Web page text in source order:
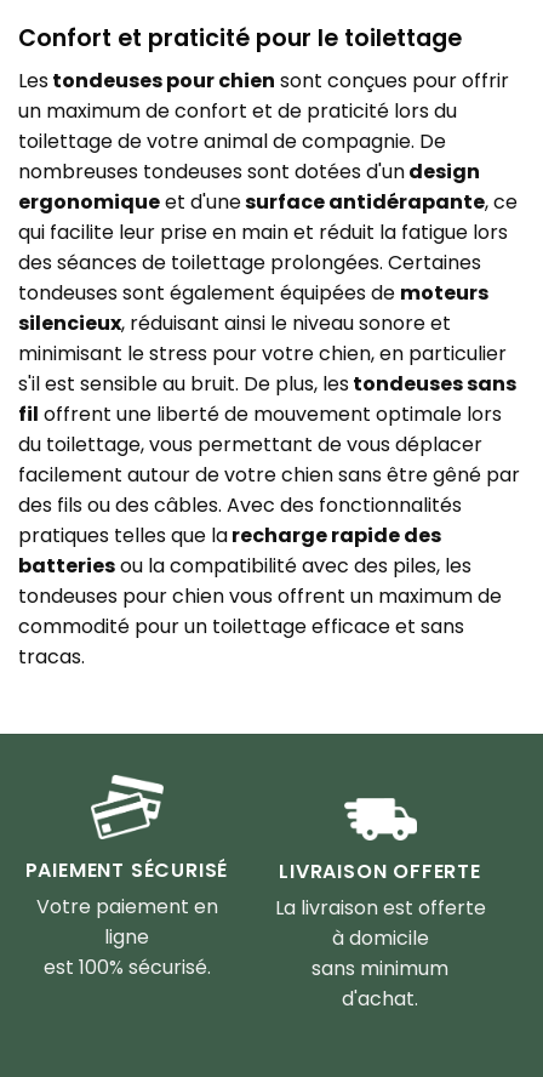
Confort et praticité pour le toilettage
Lestondeuses pour chien sont conçues pour offrir
un maximum de confort et de praticité lors du
toilettage de votre animal de compagnie. De
nombreuses tondeuses sont dotées d'undesign
ergonomiqueet d'unesurface antidérapante, ce
qui facilite leur prise en main et réduit la fatigue lors
des séances de toilettage prolongées. Certaines
tondeuses sont également équipées de moteurs
silencieux, réduisant ainsi le niveau sonore et
minimisant le stress pour votre chien, en particulier
s'il est sensible au bruit. De plus, lestondeuses sans
fil offrent une liberté de mouvement optimale lors
du toilettage, vous permettant de vous déplacer
facilement autour de votre chien sans être gêné par
des fils ou des câbles. Avec des fonctionnalités
pratiques telles que larecharge rapide des
batteriesou la compatibilité avec des piles, les
tondeuses pour chien vous offrent un maximum de
commodité pour un toilettage efficace et sans
tracas.
PAIEMENT SÉCURISÉ
Votre paiement en
ligne
est 100% sécurisé.
LIVRAISON OFFERTE
La livraison est offerte
à domicile
sans minimum
d'achat.